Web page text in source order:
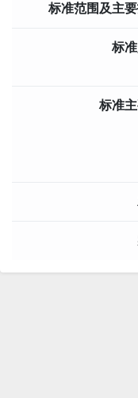
标准范围及主要
标
标准